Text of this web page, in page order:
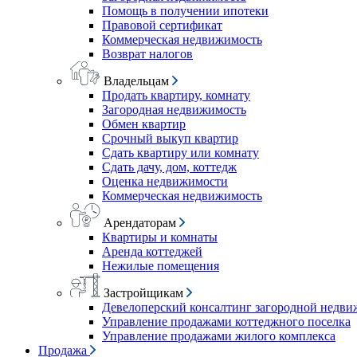
Помощь в получении ипотеки
Правовой сертификат
Коммерческая недвижимость
Возврат налогов
Владельцам
Продать квартиру, комнату
Загородная недвижимость
Обмен квартир
Срочный выкуп квартир
Сдать квартиру или комнату
Сдать дачу, дом, коттедж
Оценка недвижимости
Коммерческая недвижимость
Арендаторам
Квартиры и комнаты
Аренда коттеджей
Нежилые помещения
Застройщикам
Девелоперский консалтинг загородной
Управление продажами коттеджного поселка
Управление продажами жилого комплекса
Продажа